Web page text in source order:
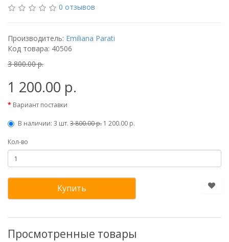
0 отзывов
Производитель: Emiliana Parati
Код товара: 40506
3 800.00 р.
1 200.00 р.
Вариант поставки
В наличии: 3 шт. 3 800.00 р. 1 200.00 р.
Кол-во
Купить
Просмотренные товары